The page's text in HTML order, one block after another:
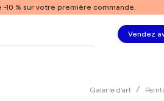
% sur votre première commande.
Vendez
Galerie d'art